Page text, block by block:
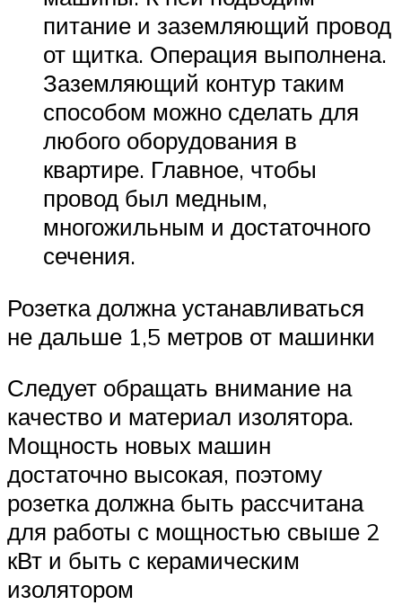
питание и заземляющий провод
от щитка. Операция выполнена.
Заземляющий контур таким
способом можно сделать для
любого оборудования в
квартире. Главное, чтобы
провод был медным,
многожильным и достаточного
сечения.
Розетка должна устанавливаться
не дальше 1,5 метров от машинки
Следует обращать внимание на
качество и материал изолятора.
Мощность новых машин
достаточно высокая, поэтому
розетка должна быть рассчитана
для работы с мощностью свыше 2
кВт и быть с керамическим
изолятором